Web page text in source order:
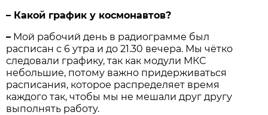
– Какой график у космонавтов?
– Мой рабочий день в радиограмме был
расписан с 6 утра и до 21.30 вечера. Мы чётко
следовали графику, так как модули МКС
небольшие, потому важно придерживаться
расписания, которое распределяет время
каждого так, чтобы мы не мешали друг другу
выполнять работу.